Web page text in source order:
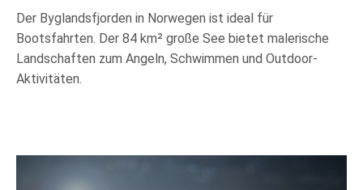
Der Byglandsfjorden in Norwegen ist ideal für
Bootsfahrten. Der 84 km² große See bietet malerische
Landschaften zum Angeln, Schwimmen und Outdoor-
Aktivitäten.